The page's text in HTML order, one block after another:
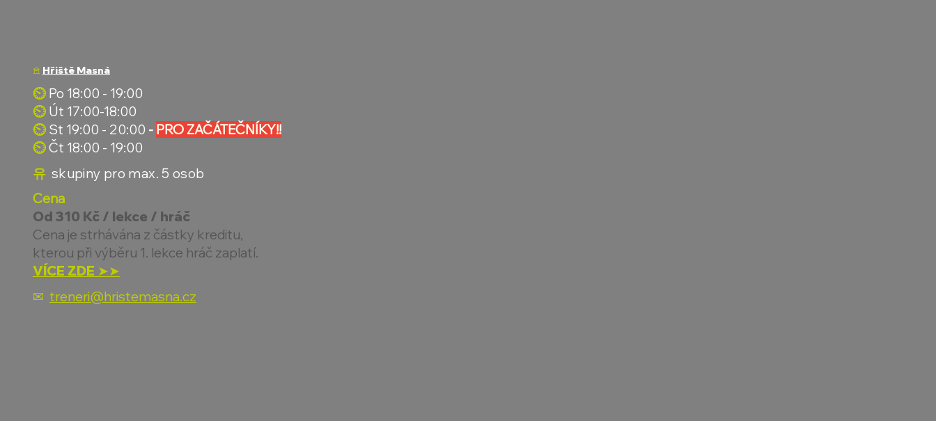
𖠿 Hřiště Masná
⏲︎ Po 18:00 - 19:00
⏲︎ Út 17:00-18:00
⏲︎ St 19:00 - 20:00 - PRO ZAČÁTEČNÍKY!!
⏲︎Čt 18:00 - 19:00
유 skupiny pro max. 5 osob
Cena
Od 310 Kč / lekce / hráč
Cena je strhávána z částky kreditu,
kterou při výběru 1. lekce hráč zaplatí.
VÍCE ZDE ➤➤
✉ treneri@hristemasna.cz